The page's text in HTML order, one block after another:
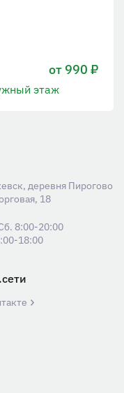
от 990 ₽
этаж
деревня Пирогово
18
8:00-20:00
18:00